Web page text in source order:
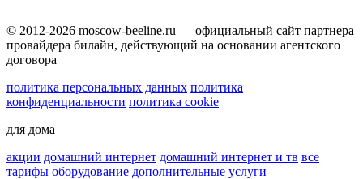
© 2012-2026 moscow-beeline.ru — официальный сайт партнера
провайдера билайн, действующий на основании агентского
договора
политика персональных данных политика
конфиденциальности политика cookie
для дома
акции домашний интернет домашний интернет и тв все
тарифы оборудование дополнительные услуги